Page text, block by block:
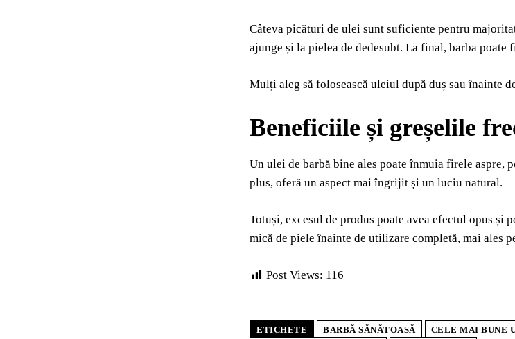
Câteva picături de ulei sunt suficiente pentru
ajunge și la pielea de dedesubt. La final, barba poate
Mulți aleg să folosească uleiul după duș sau înainte
Beneficiile și greșelile
Un ulei de barbă bine ales poate înmuia firele
plus, oferă un aspect mai îngrijit și un luciu natural.
Totuși, excesul de produs poate avea efectul opus și
mică de piele înainte de utilizare completă, mai ales
Post Views: 116
ETICHETE BARBĂ SĂNĂTOASĂ CELE MAI BUNE